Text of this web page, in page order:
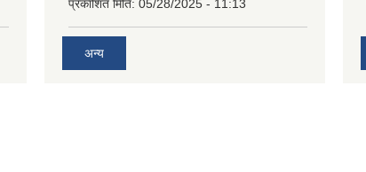
प्रकाशित मिति: 05/28/2025 - 11:13
अन्य